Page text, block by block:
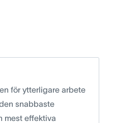
för ytterligare arbete
snabbaste
mest effektiva